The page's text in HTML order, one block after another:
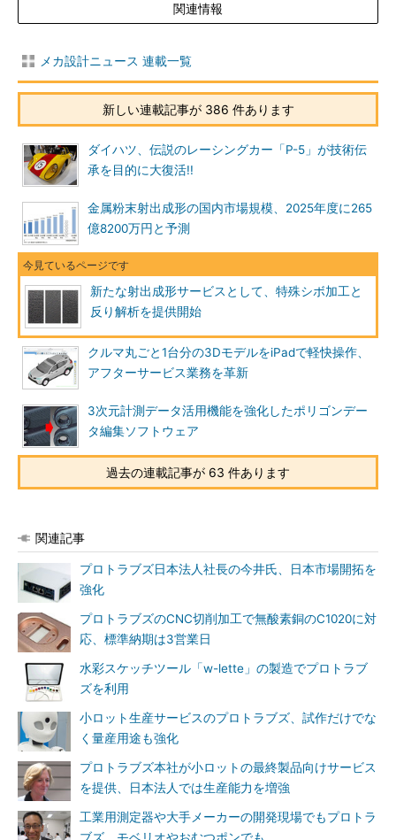
関連情報
メカ設計ニュース 連載一覧
新しい連載記事が 386 件あります
ダイハツ、伝説のレーシングカー「P-5」が技術伝
承を目的に大復活!!
金属粉末射出成形の国内市場規模、2025年度に265
億8200万円と予測
新たな射出成形サービスとして、特殊シボ加工と
反り解析を提供開始
クルマ丸ごと1台分の3DモデルをiPadで軽快操作、
アフターサービス業務を革新
3次元計測データ活用機能を強化したポリゴンデー
タ編集ソフトウェア
過去の連載記事が 63 件あります
関連記事
プロトラブズ日本法人社長の今井氏、日本市場開拓を
強化
プロトラブズのCNC切削加工で無酸素銅のC1020に対
応、標準納期は3営業日
水彩スケッチツール「w-lette」の製造でプロトラブ
ズを利用
小ロット生産サービスのプロトラブズ、試作だけでな
く量産用途も強化
プロトラブズ本社が小ロットの最終製品向けサービス
を提供、日本法人では生産能力を増強
工業用測定器や大手メーカーの開発現場でもプロトラ